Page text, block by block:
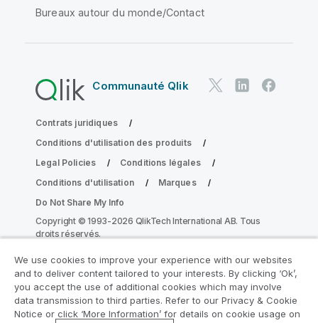
Bureaux autour du monde/Contact
Communauté Qlik
Contrats juridiques
Conditions d'utilisation des produits
Legal Policies
Conditions légales
Conditions d'utilisation
Marques
Do Not Share My Info
Copyright © 1993-2026 QlikTech International AB. Tous
droits réservés.
Rejoignez le Programme de
modernisation analytique
We use cookies to improve your experience with our websites
and to deliver content tailored to your interests. By clicking ‘Ok’,
you accept the use of additional cookies which may involve
data transmission to third parties. Refer to our Privacy & Cookie
Notice or click ‘More Information’ for details on cookie usage on